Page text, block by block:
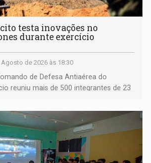
testa inovações no
durante exercício
Agosto de 2026 às 18:30
de Defesa Antiaérea do
reuniu mais de 500 integrantes de 23